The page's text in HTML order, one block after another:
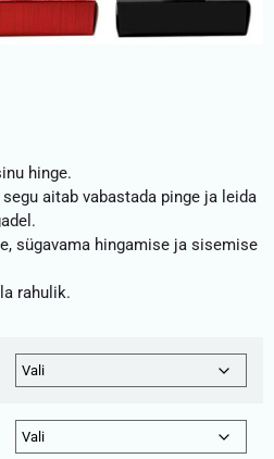
hinge.
aitab vabastada pinge ja leida
sügavama hingamise ja sisemise
rahulik.